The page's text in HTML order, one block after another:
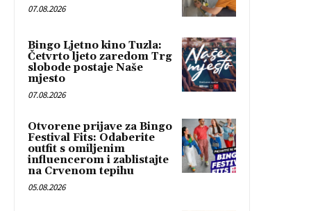
07.08.2026
Bingo Ljetno kino Tuzla:
Četvrto ljeto zaredom Trg
slobode postaje Naše
mjesto
07.08.2026
Otvorene prijave za Bingo
Festival Fits: Odaberite
outfit s omiljenim
influencerom i zablistajte
na Crvenom tepihu
05.08.2026